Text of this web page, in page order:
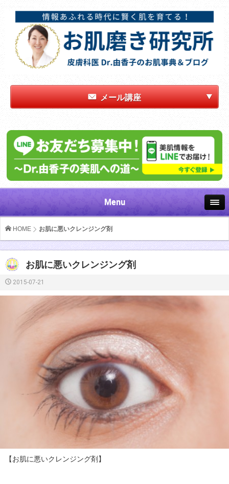
メール講座
Menu
HOME お肌に悪いクレンジング剤
お肌に悪いクレンジング剤
2015-07-21
【お肌に悪いクレンジング剤】